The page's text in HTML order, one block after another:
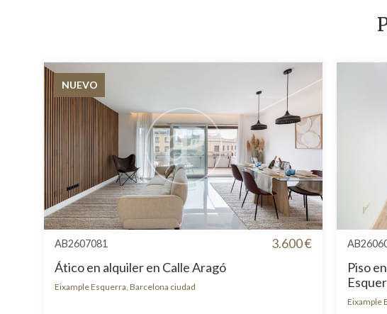
NUEVO
AB2607081 3.600 €
Ático en alquiler en Calle Aragó
Eixample Esquerra, Barcelona ciudad
Piso
Eixample